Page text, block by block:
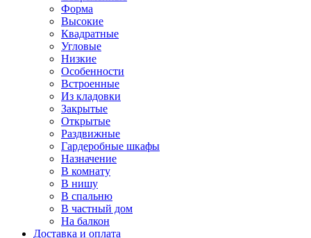
Форма
Высокие
Квадратные
Угловые
Низкие
Особенности
Встроенные
Из кладовки
Закрытые
Открытые
Раздвижные
Гардеробные шкафы
Назначение
В комнату
В нишу
В спальню
В частный дом
На балкон
Доставка и оплата